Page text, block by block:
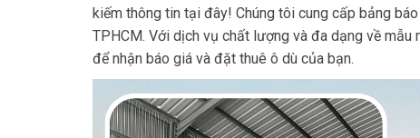
kiếm thông tin tại đây! Chúng tôi cung cấp bảng
TPHCM. Với dịch vụ chất lượng và đa dạng về mẫu
để nhận báo giá và đặt thuê ô dù của bạn.